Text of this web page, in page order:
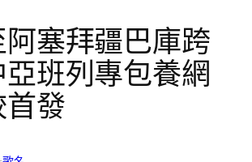
塞拜疆巴庫跨
班列專包養網
發